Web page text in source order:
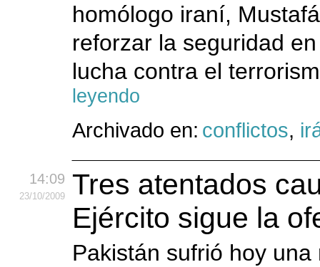
homólogo iraní,
reforzar la seguridad
lucha contra el
leyendo
Archivado en: conflictos,
14:09
23/10/2009
Tres atentados
Ejército sigue la
Pakistán sufrió hoy